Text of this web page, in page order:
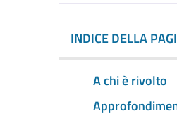
INDICE DELLA
A chi è rivolto